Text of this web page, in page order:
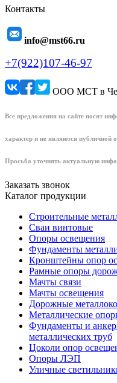
Контакты
info@mst66.ru
+7(922)107-46-97
ООО МСТ в
Все предложения на сайте носят
характер и не являются публичной
Просьба уточнять актуальную
Заказать звонок
Каталог продукции
Строительные
Сваи винтовые
Опоры освещения
Фундаменты
Кронштейны опор
Рамные опоры
Мачты связи
Мачты освещения
Дорожные
Металлические
Фундаменты и
металлических труб
Цоколи опор
Опоры ЛЭП
Уличные